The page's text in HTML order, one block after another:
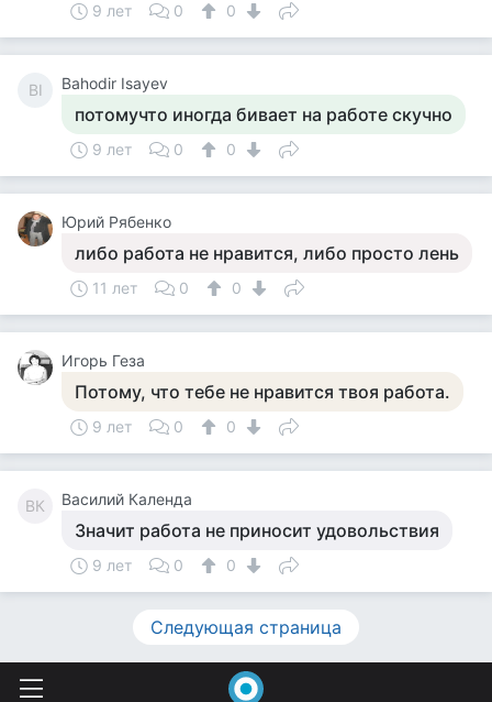
9 лет 0 0
BI Bahodir Isayev
потомучто иногда бивает на работе скучно
9 лет 0 0
Юрий Рябенко
либо работа не нравится, либо просто лень
11 лет 0 0
Игорь Геза
Потому, что тебе не нравится твоя работа.
9 лет 0 0
ВК Василий Календа
Значит работа не приносит удовольствия
9 лет 0 0
Следующая страница